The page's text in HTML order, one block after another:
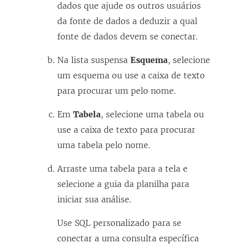
dados que ajude os outros usuários
da fonte de dados a deduzir a qual
fonte de dados devem se conectar.
Na lista suspensa Esquema, selecione
um esquema ou use a caixa de texto
para procurar um pelo nome.
Em Tabela, selecione uma tabela ou
use a caixa de texto para procurar
uma tabela pelo nome.
Arraste uma tabela para a tela e
selecione a guia da planilha para
iniciar sua análise.
Use SQL personalizado para se
conectar a uma consulta específica